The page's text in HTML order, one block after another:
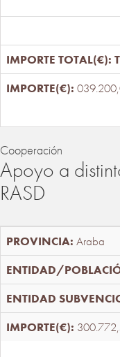
Cooperación
Apoyo a
RASD
Araba